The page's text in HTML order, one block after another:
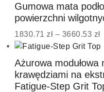
Gumowa mata
powierzchni
1830.71 zł – 3660.53 zł
Ażurowa modułowa
krawędziami na
Fatigue-Step Grit